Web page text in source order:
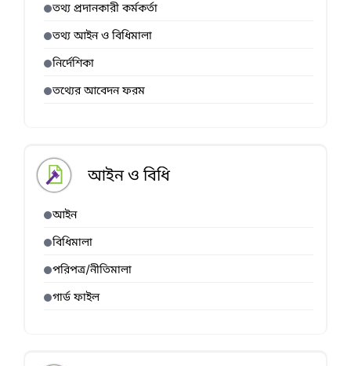
তথ্য প্রদানকারী কর্মকর্তা
তথ্য আইন ও বিধিমালা
নির্দেশিকা
তথ্যের আবেদন ফরম
আইন ও বিধি
আইন
বিধিমালা
পরিপত্র/নীতিমালা
গার্ড ফাইল